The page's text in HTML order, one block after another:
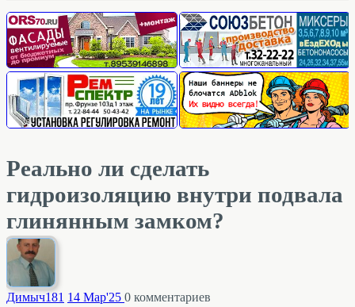
Реально ли сделать
гидроизоляцию внутри подвала
глинянным замком?
Димыч181 14 Мар'25 0 комментариев